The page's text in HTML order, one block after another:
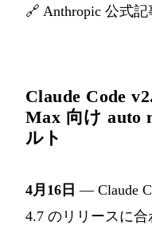
🔗 Anthropic 公式記
Claude Code
Max 向け auto
ルト
4月16日 — Claude
4.7 のリリースに